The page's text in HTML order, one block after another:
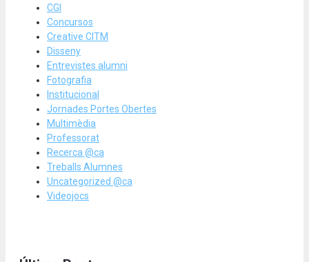
CGI
Concursos
Creative CITM
Disseny
Entrevistes alumni
Fotografia
Institucional
Jornades Portes Obertes
Multimèdia
Professorat
Recerca @ca
Treballs Alumnes
Uncategorized @ca
Videojocs